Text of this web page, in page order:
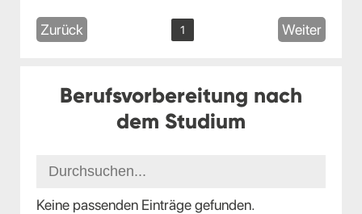
Zurück 1 Weiter
Berufsvorbereitung nach
dem Studium
Keine passenden Einträge gefunden.